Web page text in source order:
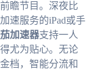
瞻节目。深夜比
速服务的iPad或手
加速器支持一人
尤为贴心。无论
档，智能分流和